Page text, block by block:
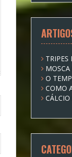
TRIPES
MOSCA
O
COMO